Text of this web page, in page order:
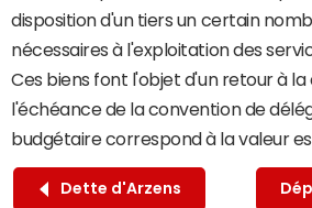
disposition d'un tiers un certain
nécessaires à l'exploitation des
Ces biens font l'objet d'un retour à
l'échéance de la convention de
budgétaire correspond à la valeur
Dette d'Arzens